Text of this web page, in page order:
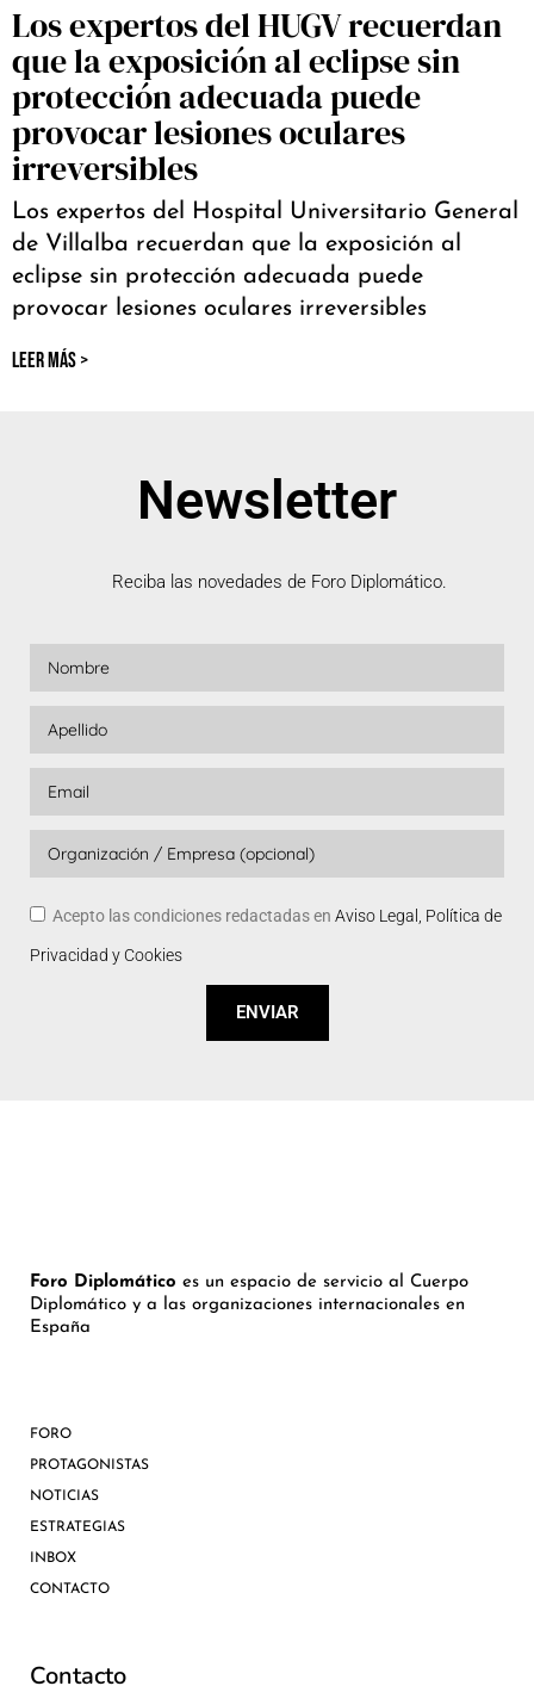
Los expertos del HUGV recuerdan
que la exposición al eclipse sin
protección adecuada puede
provocar lesiones oculares
irreversibles
Los expertos del Hospital Universitario General
de Villalba recuerdan que la exposición al
eclipse sin protección adecuada puede
provocar lesiones oculares irreversibles
LEER MÁS >
Newsletter
Reciba las novedades de Foro Diplomático.
Acepto las condiciones redactadas en Aviso Legal, Política de
Privacidad y Cookies
ENVIAR
Foro Diplomático es un espacio de servicio al Cuerpo
Diplomático y a las organizaciones internacionales en
España
FORO
PROTAGONISTAS
NOTICIAS
ESTRATEGIAS
INBOX
CONTACTO
Contacto